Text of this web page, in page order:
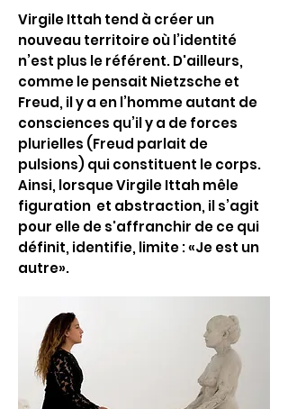
Virgile Ittah tend à créer un
nouveau territoire où l’identité
n’est plus le référent. D'ailleurs,
comme le pensait Nietzsche et
Freud, il y a en l’homme autant de
consciences qu’il y a de forces
plurielles (Freud parlait de
pulsions) qui constituent le corps.
Ainsi, lorsque Virgile Ittah mêle
figuration et abstraction, il s’agit
pour elle de s'affranchir de ce qui
définit, identifie, limite : «Je est un
autre».